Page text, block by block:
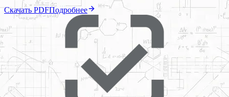
Скачать PDFПодробнее